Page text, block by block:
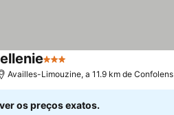
3 Estrelas
Availles-Limouzine, a 11.9 km de Confolens
os preços exatos.